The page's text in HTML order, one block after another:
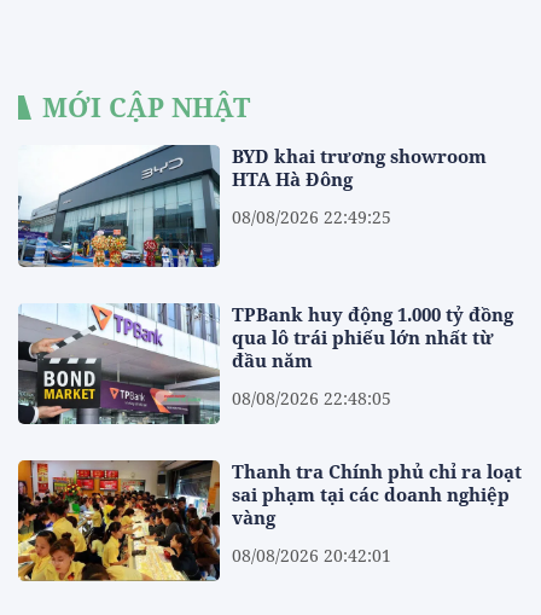
MỚI CẬP NHẬT
BYD khai trương showroom
HTA Hà Đông
08/08/2026 22:49:25
TPBank huy động 1.000 tỷ đồng
qua lô trái phiếu lớn nhất từ
đầu năm
08/08/2026 22:48:05
Thanh tra Chính phủ chỉ ra loạt
sai phạm tại các doanh nghiệp
vàng
08/08/2026 20:42:01